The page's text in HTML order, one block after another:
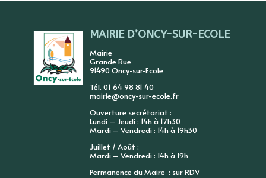
MAIRIE D’ONCY-SUR-ECOLE
Mairie
Grande Rue
91490 Oncy-sur-Ecole
Tél. 01 64 98 81 40
mairie@oncy-sur-ecole.fr
Ouverture secrétariat :
Lundi – Jeudi : 14h à 17h30
Mardi – Vendredi : 14h à 19h30
Juillet / Août :
Mardi – Vendredi : 14h à 19h
Permanence du Maire : sur RDV